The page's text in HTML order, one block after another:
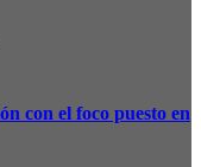
con el foco puesto en